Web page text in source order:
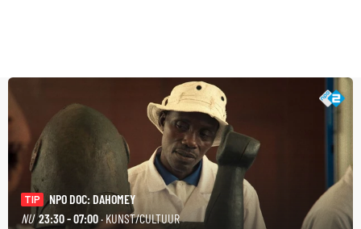
TIP
NPO DOC: DAHOMEY
NU 23:30 - 07:00· KUNST/CULTUUR